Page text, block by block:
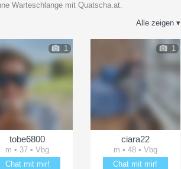
Warteschlange mit Quatscha.at.
Alle zeigen ▾
1
tobe6800
m • 37 • Vbg
Chat mit mir!
1
ciara22
m • 48 • Vbg
Chat mit mir!